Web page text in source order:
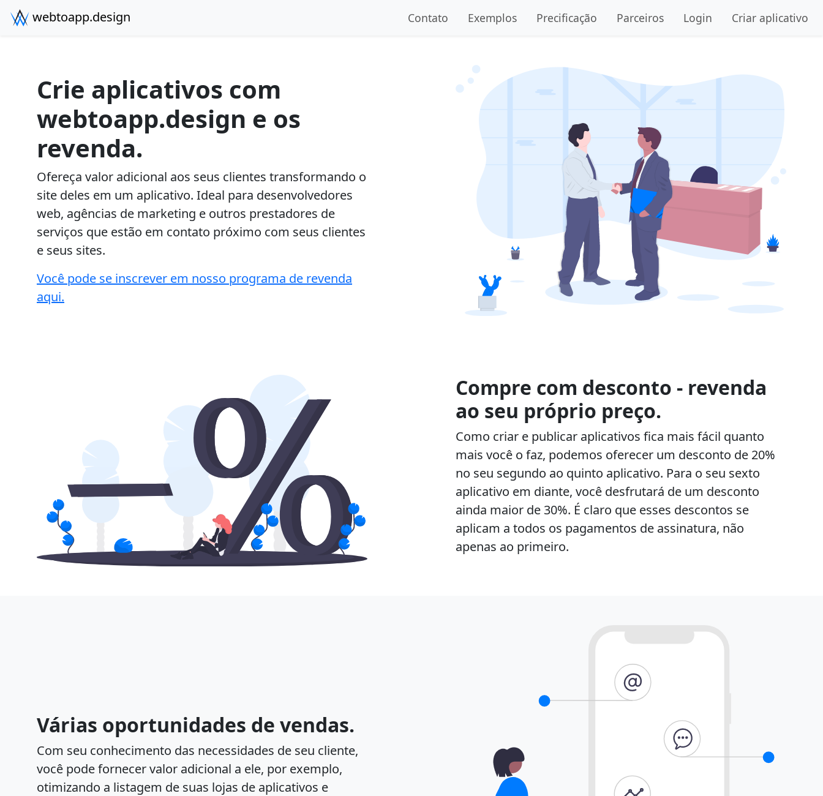
webtoapp.design Contato Exemplos Precificação Parceiros Login Criar aplicativo
Crie aplicativos com
webtoapp.design e os
revenda.
Ofereça valor adicional aos seus clientes transformando o
site deles em um aplicativo. Ideal para desenvolvedores
web, agências de marketing e outros prestadores de
serviços que estão em contato próximo com seus clientes
e seus sites.
Você pode se inscrever em nosso programa de revenda
aqui.
Compre com desconto - revenda
ao seu próprio preço.
Como criar e publicar aplicativos fica mais fácil quanto
mais você o faz, podemos oferecer um desconto de 20%
no seu segundo ao quinto aplicativo. Para o seu sexto
aplicativo em diante, você desfrutará de um desconto
ainda maior de 30%. É claro que esses descontos se
aplicam a todos os pagamentos de assinatura, não
apenas ao primeiro.
Várias oportunidades de vendas.
Com seu conhecimento das necessidades de seu cliente,
você pode fornecer valor adicional a ele, por exemplo,
otimizando a listagem de suas lojas de aplicativos e